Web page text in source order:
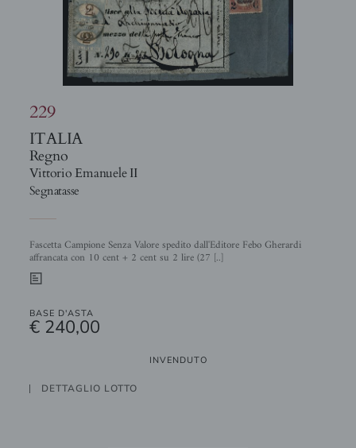
229
ITALIA
Regno
Vittorio Emanuele II
Segnatasse
Fascetta Campione Senza Valore spedito dall'Editore Febo Gherardi
affrancata con 10 cent + 2 cent su 2 lire (27 [..]
0
BASE D'ASTA
€ 240,00
INVENDUTO
DETTAGLIO LOTTO